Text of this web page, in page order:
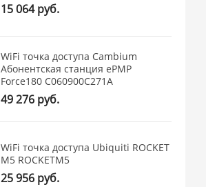
15 064 руб.
WiFi точка доступа Cambium
Абонентская станция ePMP
Force180 C060900C271A
49 276 руб.
WiFi точка доступа Ubiquiti ROCKET
M5 ROCKETM5
25 956 руб.